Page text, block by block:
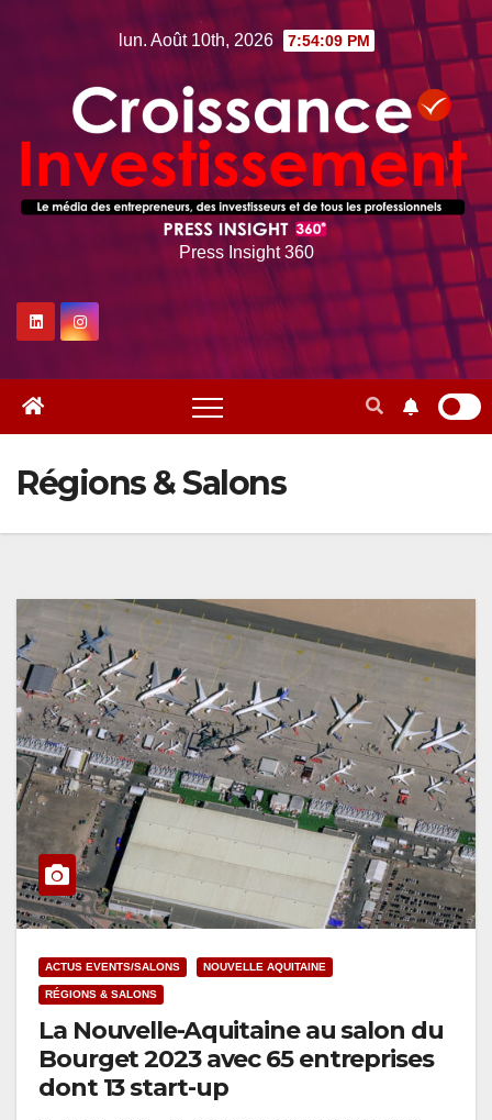
lun. Août 10th, 2026 7:54:10 PM
Press Insight 360
Régions & Salons
ACTUS EVENTS/SALONS NOUVELLE AQUITAINE
RÉGIONS & SALONS
La Nouvelle-Aquitaine au salon du
Bourget 2023 avec 65 entreprises
dont 13 start-up